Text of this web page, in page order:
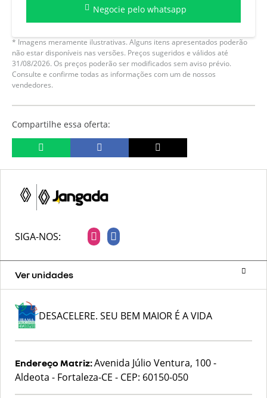
Negocie pelo whatsapp
* Imagens meramente ilustrativas. Alguns itens apresentados poderão
não estar disponíveis nas versões. Preços sugeridos e válidos até
31/08/2026. Os preços poderão ser modificados sem aviso prévio.
Consulte e confirme todas as informações com um de nossos
vendedores.
Compartilhe essa oferta:
Ver unidades
SIGA-NOS:
DESACELERE. SEU BEM MAIOR É A VIDA
Endereço Matriz:Avenida Júlio Ventura, 100 -
Aldeota - Fortaleza-CE - CEP: 60150-050